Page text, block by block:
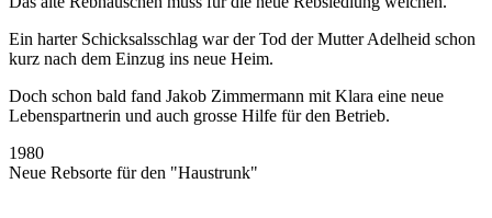
Ein harter Schicksalsschlag war der Tod der Mutter Adelheid schon
kurz nach dem Einzug ins neue Heim.
Doch schon bald fand Jakob Zimmermann mit Klara eine neue
Lebenspartnerin und auch grosse Hilfe für den Betrieb.
1980
Neue Rebsorte für den "Haustrunk"